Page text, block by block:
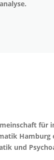
für
Hamburg
und